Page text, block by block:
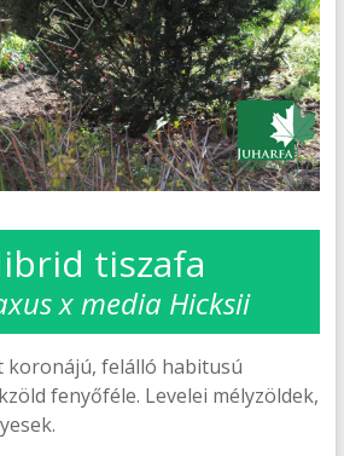
tiszafa
x media Hicksii
koronájú, felálló habitusú
fenyőféle. Levelei mélyzöldek,